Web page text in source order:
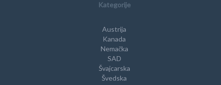
Kategorije
Austrija
Kanada
Nemačka
SAD
Švajcarska
Švedska